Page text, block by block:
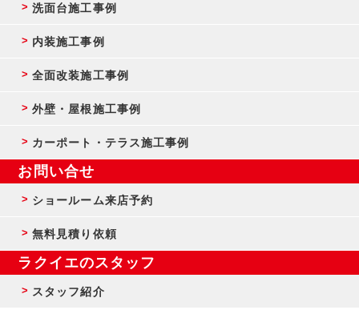
洗面台施工事例
内装施工事例
全面改装施工事例
外壁・屋根施工事例
カーポート・テラス施工事例
お問い合せ
ショールーム来店予約
無料見積り依頼
ラクイエのスタッフ
スタッフ紹介